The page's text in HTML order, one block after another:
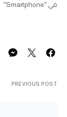
في "Smartphone"
PREVIOUS POST